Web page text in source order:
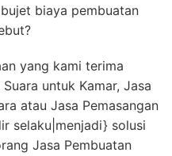
biaya pembuatan
yang kami terima
untuk Kamar, Jasa
atau Jasa Pemasangan
selaku|menjadi} solusi
Jasa Pembuatan